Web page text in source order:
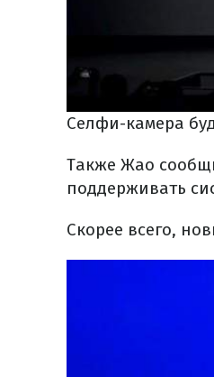
Селфи-камера
Также Жао
поддерживать
Скорее всего,